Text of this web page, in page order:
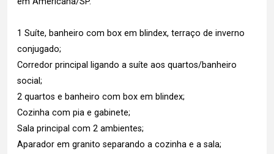
1 Suíte, banheiro com box em blindex, terraço de inverno
conjugado;
Corredor principal ligando a suíte aos quartos/banheiro
social;
2 quartos e banheiro com box em blindex;
Cozinha com pia e gabinete;
Sala principal com 2 ambientes;
Aparador em granito separando a cozinha e a sala;